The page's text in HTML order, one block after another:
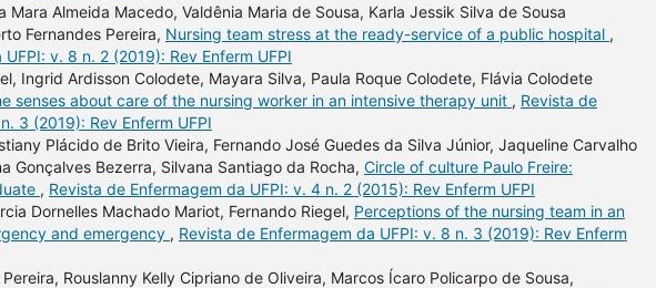
Mara Almeida Macedo, Valdênia Maria de Sousa, Karla Jessik Silva de Sousa
Fernandes Pereira, Nursing team stress at the ready-service of a public hospital ,
v. 8 n. 2 (2019): Rev Enferm UFPI
Ingrid Ardisson Colodete, Mayara Silva, Paula Roque Colodete, Flávia Colodete
senses about care of the nursing worker in an intensive therapy unit , Revista de
3 (2019): Rev Enferm UFPI
Plácido de Brito Vieira, Fernando José Guedes da Silva Júnior, Jaqueline Carvalho
Gonçalves Bezerra, Silvana Santiago da Rocha, Circle of culture Paulo Freire:
, Revista de Enfermagem da UFPI: v. 4 n. 2 (2015): Rev Enferm UFPI
Dornelles Machado Mariot, Fernando Riegel, Perceptions of the nursing team in an
and emergency , Revista de Enfermagem da UFPI: v. 8 n. 3 (2019): Rev Enferm
Rouslanny Kelly Cipriano de Oliveira, Marcos Ícaro Policarpo de Sousa,